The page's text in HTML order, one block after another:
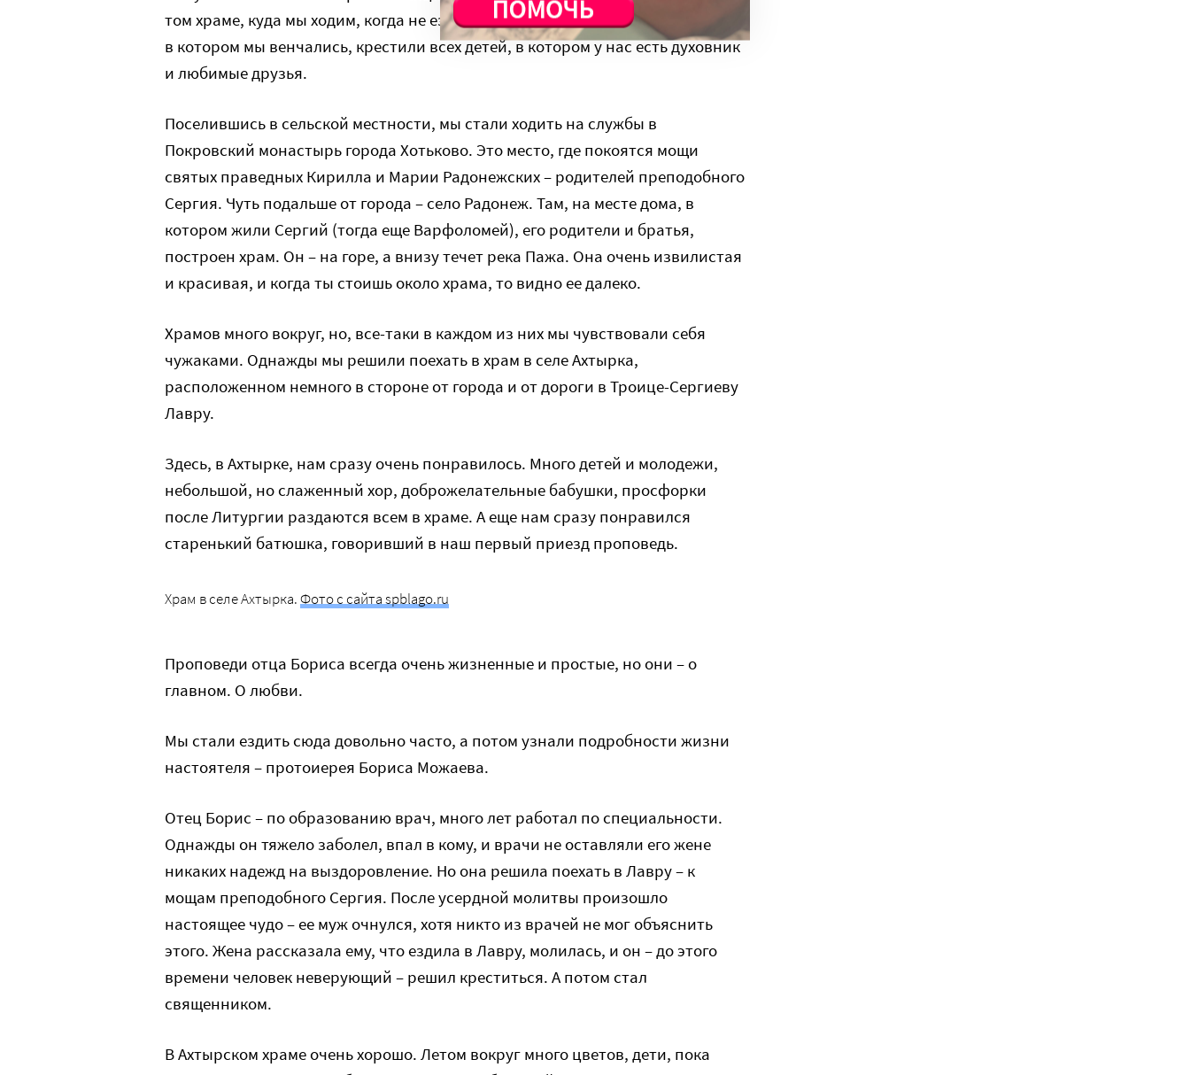
том храме, куда мы ходим, когда не ездим к себе в родной московский приход,
в котором мы венчались, крестили всех детей, в котором у нас есть духовник
и любимые друзья.
Поселившись в сельской местности, мы стали ходить на службы в
Покровский монастырь города Хотьково. Это место, где покоятся мощи
святых праведных Кирилла и Марии Радонежских – родителей преподобного
Сергия. Чуть подальше от города – село Радонеж. Там, на месте дома, в
котором жили Сергий (тогда еще Варфоломей), его родители и братья,
построен храм. Он – на горе, а внизу течет река Пажа. Она очень извилистая
и красивая, и когда ты стоишь около храма, то видно ее далеко.
Храмов много вокруг, но, все-таки в каждом из них мы чувствовали себя
чужаками. Однажды мы решили поехать в храм в селе Ахтырка,
расположенном немного в стороне от города и от дороги в Троице-Сергиеву
Лавру.
Здесь, в Ахтырке, нам сразу очень понравилось. Много детей и молодежи,
небольшой, но слаженный хор, доброжелательные бабушки, просфорки
после Литургии раздаются всем в храме. А еще нам сразу понравился
старенький батюшка, говоривший в наш первый приезд проповедь.
Храм в селе Ахтырка.Фото с сайта spblago.ru
Проповеди отца Бориса всегда очень жизненные и простые, но они – о
главном. О любви.
Мы стали ездить сюда довольно часто, а потом узнали подробности жизни
настоятеля – протоиерея Бориса Можаева.
Отец Борис – по образованию врач, много лет работал по специальности.
Однажды он тяжело заболел, впал в кому, и врачи не оставляли его жене
никаких надежд на выздоровление. Но она решила поехать в Лавру – к
мощам преподобного Сергия. После усердной молитвы произошло
настоящее чудо – ее муж очнулся, хотя никто из врачей не мог объяснить
этого. Жена рассказала ему, что ездила в Лавру, молилась, и он – до этого
времени человек неверующий – решил креститься. А потом стал
священником.
В Ахтырском храме очень хорошо. Летом вокруг много цветов, дети, пока